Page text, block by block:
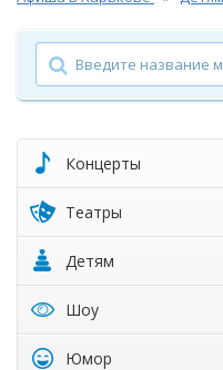
Концерты
Театры
Детям
Шоу
Юмор